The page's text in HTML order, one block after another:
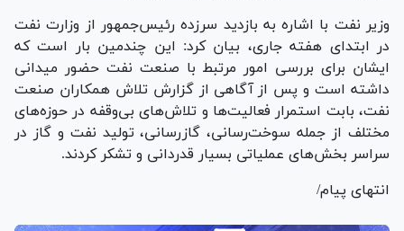
وزیر نفت با اشاره به بازدید سرزده رئیس‌جمهور از وزارت نفت
در ابتدای هفته جاری، بیان کرد: این چندمین بار است که
ایشان برای بررسی امور مرتبط با صنعت نفت حضور میدانی
داشته است و پس از آگاهی از گزارش تلاش همکاران صنعت
نفت، بابت استمرار فعالیت‌ها و تلاش‌های بی‌وقفه در حوزه‌های
مختلف از جمله سوخت‌رسانی، گازرسانی، تولید نفت و گاز در
سراسر بخش‌های عملیاتی بسیار قدردانی و تشکر کردند.
انتهای پیام/